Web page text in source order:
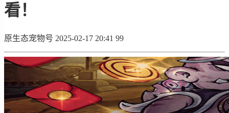
看！
原生态宠物号 2025-02-17 20:41 99